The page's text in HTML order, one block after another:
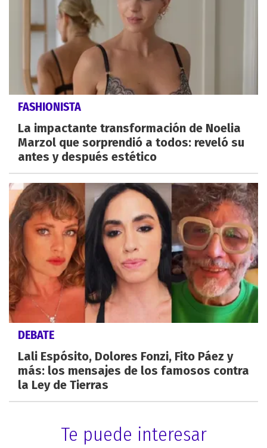
FASHIONISTA
La impactante transformación de Noelia
Marzol que sorprendió a todos: reveló su
antes y después estético
DEBATE
Lali Espósito, Dolores Fonzi, Fito Páez y
más: los mensajes de los famosos contra
la Ley de Tierras
Te puede interesar